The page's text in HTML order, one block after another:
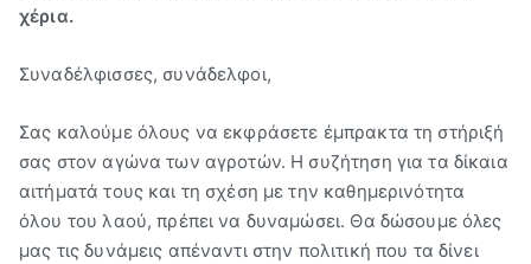
χέρια.
Συναδέλφισσες, συνάδελφοι,
Σας καλούμε όλους να εκφράσετε έμπρακτα τη στήριξή
σας στον αγώνα των αγροτών. Η συζήτηση για τα δίκαια
αιτήματά τους και τη σχέση με την καθημερινότητα
όλου του λαού, πρέπει να δυναμώσει. Θα δώσουμε όλες
μας τις δυνάμεις απέναντι στην πολιτική που τα δίνει